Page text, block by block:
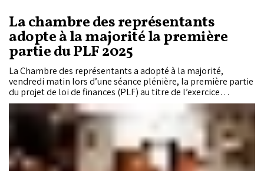
La chambre des représentants
adopte à la majorité la première
partie du PLF 2025
La Chambre des représentants a adopté à la majorité,
vendredi matin lors d’une séance plénière, la première partie
du projet de loi de finances (PLF) au titre de l’exercice
financier 2025.